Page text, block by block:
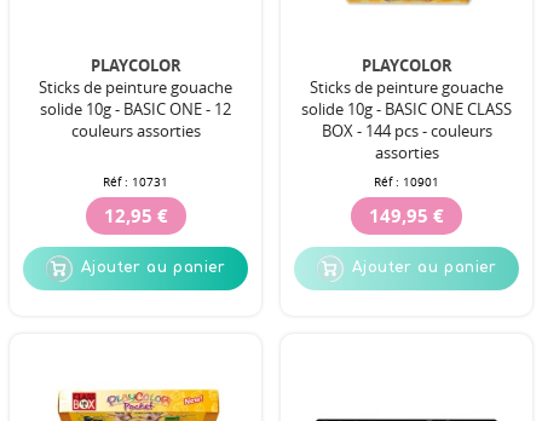
PLAYCOLOR
Sticks de peinture gouache
solide 10g - BASIC ONE - 12
couleurs assorties
Réf : 10731
12,95 €
Ajouter au panier
PLAYCOLOR
Sticks de peinture gouache
solide 10g - BASIC ONE CLASS
BOX - 144 pcs - couleurs
assorties
Réf : 10901
149,95 €
Ajouter au panier